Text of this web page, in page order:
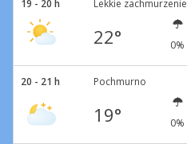
19 - 20 h Lekkie zachmurzenie
22° 0%
20 - 21 h Pochmurno
19° 0%